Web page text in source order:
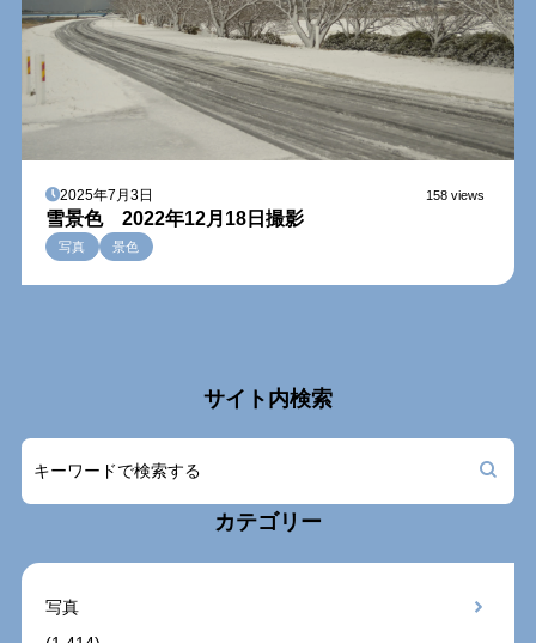
2025年7月3日 158 views
雪景色 2022年12月18日撮影
写真 景色
サイト内検索
カテゴリー
写真